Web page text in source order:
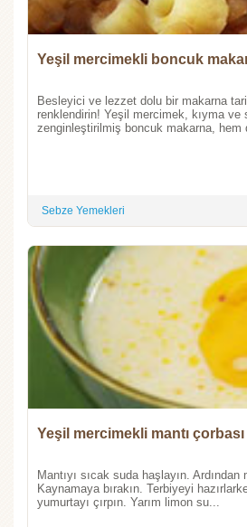
Yeşil mercimekli boncuk
Besleyici ve lezzet dolu bir makarna
renklendirin! Yeşil mercimek, kıyma ve
zenginleştirilmiş boncuk makarna, hem
Sebze Yemekleri
Yeşil mercimekli mantı çorbası
Mantıyı sıcak suda haşlayın.
Kaynamaya bırakın. Terbiyeyi
yumurtayı çırpın. Yarım limon su...